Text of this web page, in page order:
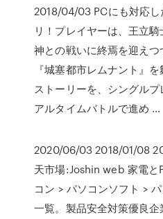
2018/04/03 PCにも対応
リ！プレイヤーは、王立騎
神との戦いに終焉を迎え
『城塞都市レムナント』
ストーリーを、シングル
アルタイムバトルで進め …
2020/06/03 2018/01/08
天市場:Joshin web 家電と
コン > パソコンソフト >
一覧。製品安全対策優良